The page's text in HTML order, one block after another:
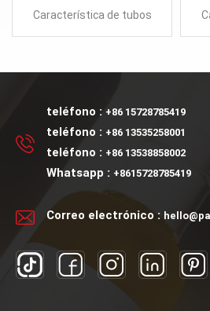
plástico 100ml del OEM
Eco
Característica de tubos
blandos al por mayor:
muestra tubos blandos
teléfono : +86 15728785419
teléfono : +86 13535258001
teléfono : +86 13538858002
Whatsapp : +8615728785419
Correo electrónico :